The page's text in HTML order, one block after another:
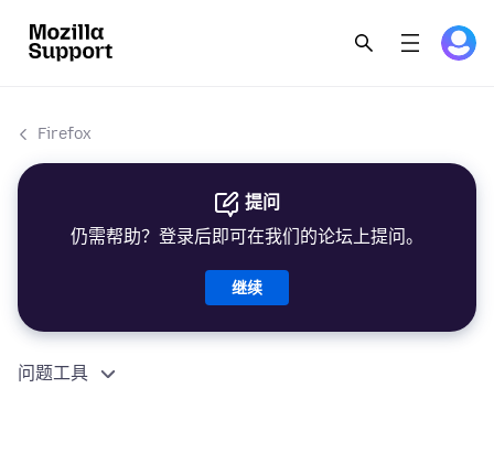
Firefox
提问
仍需帮助？登录后即可在我们的论坛上提问。
继续
问题工具